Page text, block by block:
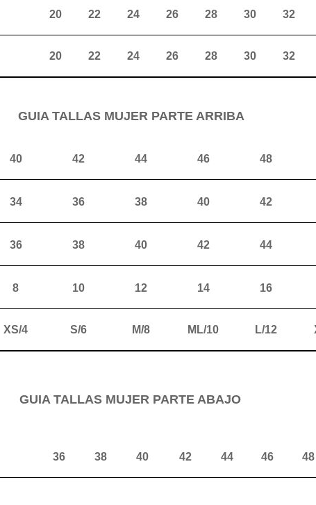
20 22 24 26 28 30 32
20 22 24 26 28 30 32
GUIA TALLAS MUJER PARTE ARRIBA
40 42 44 46 48
34 36 38 40 42
36 38 40 42 44
8 10 12 14 16
XS/4 S/6 M/8 ML/10 L/12
GUIA TALLAS MUJER PARTE ABAJO
36 38 40 42 44 46 48